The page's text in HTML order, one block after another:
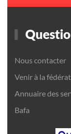
Nous contacter
Venir à la
Annuaire des
Bafa